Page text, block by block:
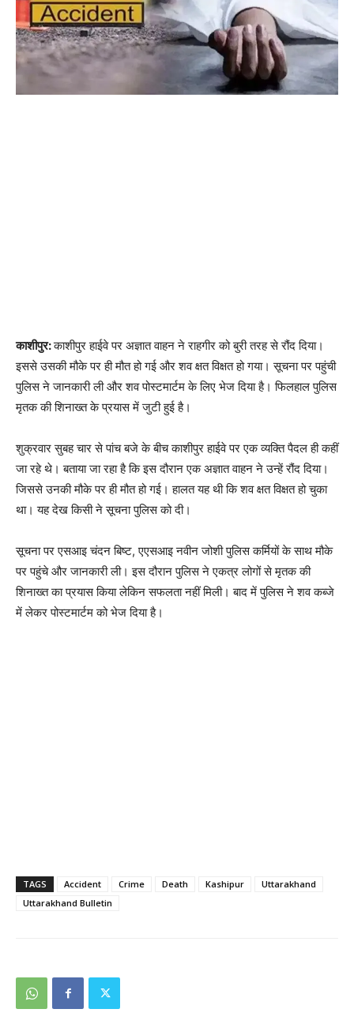
काशीपुर:काशीपुर हाईवे पर अज्ञात वाहन ने राहगीर को बुरी तरह से रौंद दिया।
इससे उसकी मौके पर ही मौत हो गई और शव क्षत विक्षत हो गया। सूचना पर पहुंची
पुलिस ने जानकारी ली और शव पोस्टमार्टम के लिए भेज दिया है। फिलहाल पुलिस
मृतक की शिनाख्त के प्रयास में जुटी हुई है।
शुक्रवार सुबह चार से पांच बजे के बीच काशीपुर हाईवे पर एक व्यक्ति पैदल ही कहीं
जा रहे थे। बताया जा रहा है कि इस दौरान एक अज्ञात वाहन ने उन्हें रौंद दिया।
जिससे उनकी मौके पर ही मौत हो गई। हालत यह थी कि शव क्षत विक्षत हो चुका
था। यह देख किसी ने सूचना पुलिस को दी।
सूचना पर एसआइ चंदन बिष्ट, एएसआइ नवीन जोशी पुलिस कर्मियों के साथ मौके
पर पहुंचे और जानकारी ली। इस दौरान पुलिस ने एकत्र लोगों से मृतक की
शिनाख्त का प्रयास किया लेकिन सफलता नहीं मिली। बाद में पुलिस ने शव कब्जे
में लेकर पोस्टमार्टम को भेज दिया है।
TAGS Accident Crime Death Kashipur
Uttarakhand
Uttarakhand Bulletin